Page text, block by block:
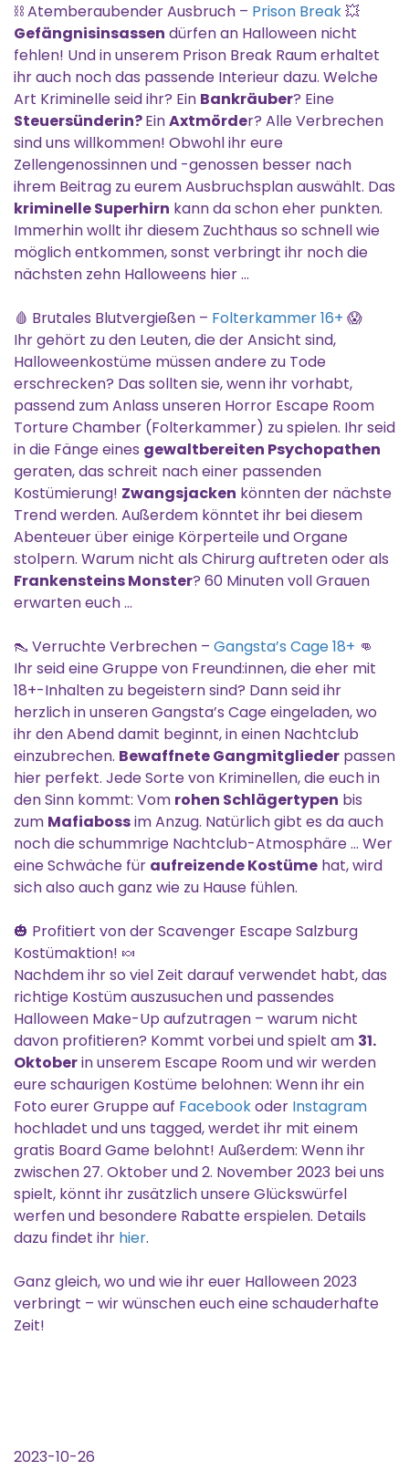
⛓️ Atemberaubender Ausbruch – Prison Break💥
Gefängnisinsassen dürfen an Halloween nicht
fehlen! Und in unserem Prison Break Raum erhaltet
ihr auch noch das passende Interieur dazu. Welche
Art Kriminelle seid ihr? Ein Bankräuber? Eine
Steuersünderin?EinAxtmörder? Alle Verbrechen
sind uns willkommen! Obwohl ihr eure
Zellengenossinnen und -genossen besser nach
ihrem Beitrag zu eurem Ausbruchsplan auswählt. Das
kriminelle Superhirn kann da schon eher punkten.
Immerhin wollt ihr diesem Zuchthaus so schnell wie
möglich entkommen, sonst verbringt ihr noch die
nächsten zehn Halloweens hier …
🩸 Brutales Blutvergießen – Folterkammer 16+ 😱
Ihr gehört zu den Leuten, die der Ansicht sind,
Halloweenkostüme müssen andere zu Tode
erschrecken? Das sollten sie, wenn ihr vorhabt,
passend zum Anlass unseren Horror Escape Room
Torture Chamber (Folterkammer) zu spielen. Ihr seid
in die Fänge eines gewaltbereiten Psychopathen
geraten, das schreit nach einer passenden
Kostümierung! Zwangsjacken könnten der nächste
Trend werden. Außerdem könntet ihr bei diesem
Abenteuer über einige Körperteile und Organe
stolpern. Warum nicht als Chirurg auftreten oder als
Frankensteins Monster? 60 Minuten voll Grauen
erwarten euch …
👠 Verruchte Verbrechen – Gangsta’s Cage 18+ 👊
Ihr seid eine Gruppe von Freund:innen, die eher mit
18+-Inhalten zu begeistern sind? Dann seid ihr
herzlich in unseren Gangsta’s Cage eingeladen, wo
ihr den Abend damit beginnt, in einen Nachtclub
einzubrechen. Bewaffnete Gangmitglieder passen
hier perfekt. Jede Sorte von Kriminellen, die euch in
den Sinn kommt: Vom rohen Schlägertypen bis
zum Mafiabossim Anzug. Natürlich gibt es da auch
noch die schummrige Nachtclub-Atmosphäre ... Wer
eine Schwäche für aufreizende Kostüme hat, wird
sich also auch ganz wie zu Hause fühlen.
🎃 Profitiert von der Scavenger Escape Salzburg
Kostümaktion! 🍬
Nachdem ihr so viel Zeit darauf verwendet habt, das
richtige Kostüm auszusuchen und passendes
Halloween Make-Up aufzutragen – warum nicht
davon profitieren? Kommt vorbei und spielt am 31.
Oktoberin unserem Escape Room und wir werden
eure schaurigen Kostüme belohnen: Wenn ihr ein
Foto eurer Gruppe auf Facebookoder Instagram
hochladet und uns tagged, werdet ihr mit einem
gratis Board Game belohnt! Außerdem: Wenn ihr
zwischen 27. Oktober und 2. November 2023 bei uns
spielt, könnt ihr zusätzlich unsere Glückswürfel
werfen und besondere Rabatte erspielen. Details
dazu findet ihr hier.
Ganz gleich, wo und wie ihr euer Halloween 2023
verbringt – wir wünschen euch eine schauderhafte
Zeit!
2023-10-26